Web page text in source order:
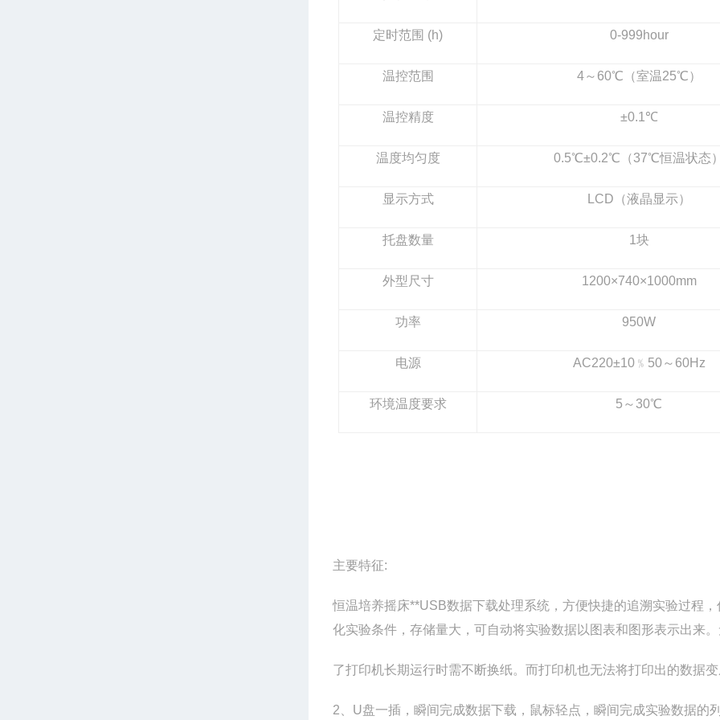
定时范围 (h) 0-999hour
温控范围 4～60℃（室温25℃）
温控精度 ±0.1℃
温度均匀度 0.5℃±0.2℃ （37℃恒温状态
显示方式 LCD （液晶显示）
托盘数量 1 块
外型尺寸 1200×740×1000mm
功率 950W
电源 AC220±10﹪50～60Hz
环境温度要求 5 ～30℃
主要特征:
恒温培养摇床**USB数据下载处理系统，方便快捷的追溯实验过程
化实验条件，存储量大，可自动将实验数据以图表和图形表示出来
了打印机长期运行时需不断换纸。而打印机也无法将打印出的数据
2 、U盘一插，瞬间完成数据下载，鼠标轻点，瞬间完成实验数据的